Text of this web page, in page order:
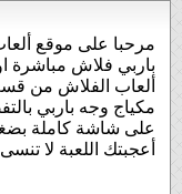
مرحبا على موقع
باربي فلاش مباشرة
ألعاب الفلاش من
مكياج وجه باربي
على شاشة كاملة
أعجبتك اللعبة لا